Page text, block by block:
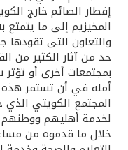
المملكة المتحدة
مملكة البحرين
إفطار الصائم خارج
المخيزيم إلى ما
والتعاون التى تقودها
حد من آثار الكثير من
بمجتمعات أخرى أو تؤثر
أمله في أن تستمر هذه
المجتمع الكويتي الذي
لخدمة أهليهم
خلال ما قدموه من